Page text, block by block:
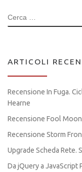
CERCA
ARTICOLI
Recensione In Fuga.
Hearne
Recensione Fool
Recensione Storm
Upgrade Scheda Rete.
Da jQuery a